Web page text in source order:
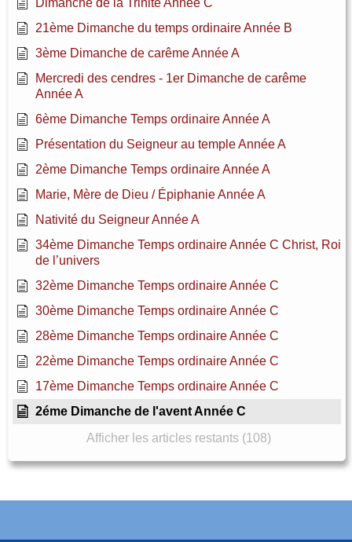
Dimanche de la Trinité Année C
21ème Dimanche du temps ordinaire Année B
3ème Dimanche de carême Année A
Mercredi des cendres - 1er Dimanche de carême
Année A
6ème Dimanche Temps ordinaire Année A
Présentation du Seigneur au temple Année A
2ème Dimanche Temps ordinaire Année A
Marie, Mère de Dieu / Épiphanie Année A
Nativité du Seigneur Année A
34ème Dimanche Temps ordinaire Année C Christ, Roi
de l’univers
32ème Dimanche Temps ordinaire Année C
30ème Dimanche Temps ordinaire Année C
28ème Dimanche Temps ordinaire Année C
22ème Dimanche Temps ordinaire Année C
17ème Dimanche Temps ordinaire Année C
2éme Dimanche de l'avent Année C
Afficher les articles restants (108)